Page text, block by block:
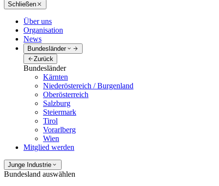
Schließen
Über uns
Organisation
News
Bundesländer
Zurück
Bundesländer
Kärnten
Niederöstereich / Burgenland
Oberösterreich
Salzburg
Steiermark
Tirol
Vorarlberg
Wien
Mitglied werden
Junge Industrie
Bundesland auswählen